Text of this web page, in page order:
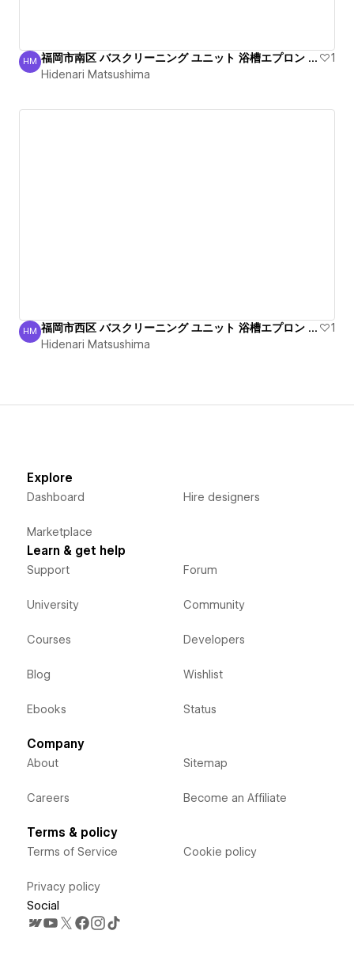
Hidenari Matsushima
HM 福岡市南区 バスクリーニング ユニット 浴槽エプロン 清掃
1
Hidenari Matsushima
Hidenari Matsushima
HM 福岡市西区 バスクリーニング ユニット 浴槽エプロン 清掃
1
Hidenari Matsushima
Explore
Dashboard
Marketplace
Hire designers
Learn & get help
Support
University
Courses
Blog
Ebooks
Forum
Community
Developers
Wishlist
Status
Company
About
Careers
Sitemap
Become an Affiliate
Terms & policy
Terms of Service
Privacy policy
Cookie policy
Social